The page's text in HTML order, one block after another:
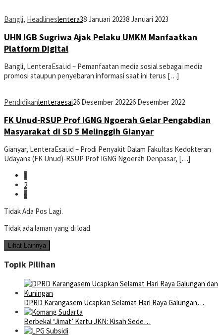
Bangli, Headlineslentera38 Januari 20238 Januari 2023
UHN IGB Sugriwa Ajak Pelaku UMKM Manfaatkan
Platform Digital
Bangli, LenteraEsai.id – Pemanfaatan media sosial sebagai media
promosi ataupun penyebaran informasi saat ini terus […]
Pendidikanlenteraesai26 Desember 202226 Desember 2022
FK Unud-RSUP Prof IGNG Ngoerah Gelar Pengabdian
Masyarakat di SD 5 Melinggih Gianyar
Gianyar, LenteraEsai.id – Prodi Penyakit Dalam Fakultas Kedokteran
Udayana (FK Unud)-RSUP Prof IGNG Ngoerah Denpasar, […]
1
2
»
Tidak Ada Pos Lagi.
Tidak ada laman yang di load.
Lihat Lainnya
Topik Pilihan
DPRD Karangasem Ucapkan Selamat Hari Raya Galungan…
Berbekal ‘Jimat’ Kartu JKN: Kisah Sede…